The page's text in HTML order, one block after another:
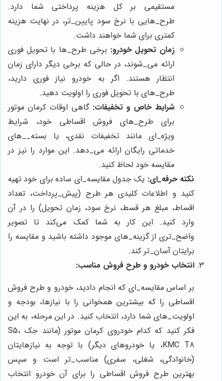
مستقیمی بر کل هزینه پرداختی شما دارد.
طرح‌_هایی با نرخ سود پایین‌_تر، در نهایت هزینه
کمتری برای شما خواهند داشت.
زمان تحویل خودرو: برخی طرح‌_ها با تحویل فوری
ارائه می‌_شوند، در حالی که برخی دیگر دارای زمان
انتظار هستند. اگر به خودرو نیاز فوری دارید،
طرح‌_های با تحویل فوری را اولویت دهید.
شرایط خاص و تخفیفات: گاهی اوقات کرمان موتور
برای طرح‌_های فروش اقساطی خود، شرایط
ویژه_‌ای مانند تخفیفات نقدی، یا بسته_‌_های
خدماتی رایگان ارائه می‌_دهد. این موارد را نیز در
مقایسه خود لحاظ کنید.
نکته حرفه_ای: یک جدول مقایسه_‌ای ساده برای خود تهیه
کنید و اطلاعات کلیدی هر طرح (پیش‌_پرداخت، تعداد
اقساط، مبلغ هر قسط، نرخ سود، زمان تحویل) را در آن
وارد کنید. این کار به شما کمک می‌کند تا تصویر
واضح‌_تری از گزینه‌_های موجود داشته باشید و مقایسه را
برایتان آسان‌_تر کند.
انتخاب خودرو و طرح فروش مناسب:
بر اساس مقایسه_‌ای که انجام دادید، خودرو و طرح فروش
اقساطی را که بیشترین همخوانی را با نیازها، بودجه و
اولویت‌_های شما دارد، انتخاب کنید. در این مرحله، به این
فکر کنید که کدام خودروی کرمان موتور (مانند جک S5،
KMC T8، یا خودروهای دیگر) با توجه به نیازهایتان
(خانوادگی، شغلی، سفری) مناسب‌_تر است و سپس
بهترین طرح فروش اقساطی را برای آن خودرو انتخاب